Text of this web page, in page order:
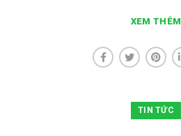
XEM THÊM
TIN TỨC